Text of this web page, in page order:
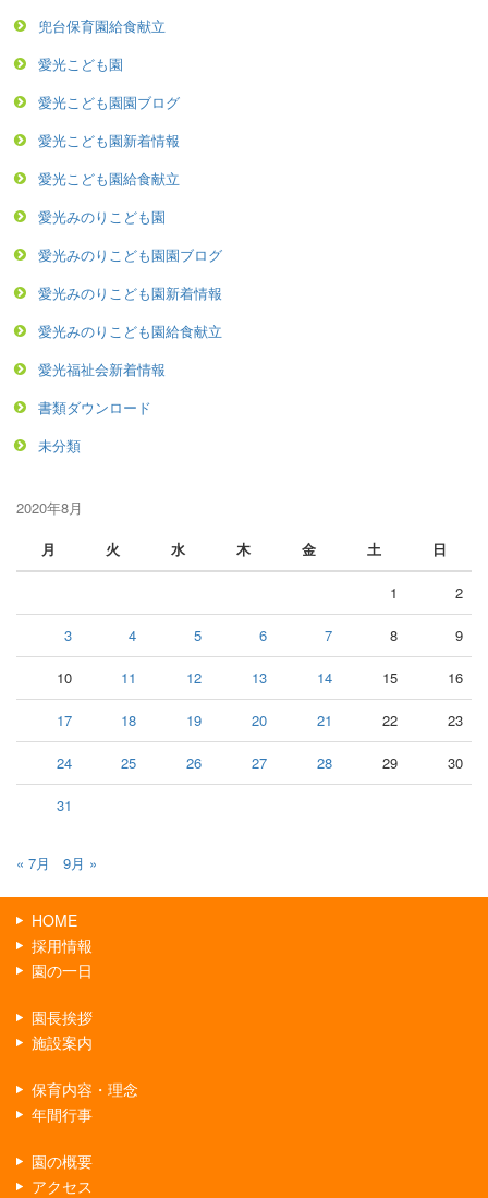
兜台保育園給食献立
愛光こども園
愛光こども園園ブログ
愛光こども園新着情報
愛光こども園給食献立
愛光みのりこども園
愛光みのりこども園園ブログ
愛光みのりこども園新着情報
愛光みのりこども園給食献立
愛光福祉会新着情報
書類ダウンロード
未分類
2020年8月
月
火 水 木 金 土 日
1 2
3 4 5 6 7 8 9
10 11 12 13 14 15 16
17 18 19 20 21 22 23
24 25 26 27 28 29 30
31
« 7月 9月 »
HOME
採用情報
園の一日
園長挨拶
施設案内
保育内容・理念
年間行事
園の概要
アクセス